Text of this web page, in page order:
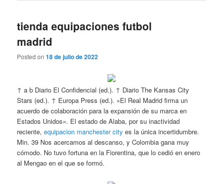
tienda equipaciones futbol
madrid
Posted on18 de julio de 2022
↑ a b Diario El Confidencial (ed.). ↑ Diario The Kansas City
Stars (ed.). ↑ Europa Press (ed.). «El Real Madrid firma un
acuerdo de colaboración para la expansión de su marca en
Estados Unidos». El estado de Alaba, por su inactividad
reciente,equipacion manchester city es la única incertidumbre.
Min. 39 Nos acercamos al descanso, y Colombia gana muy
cómodo. No tuvo fortuna en la Fiorentina, que lo cedió en enero
al Mengao en el que se formó.